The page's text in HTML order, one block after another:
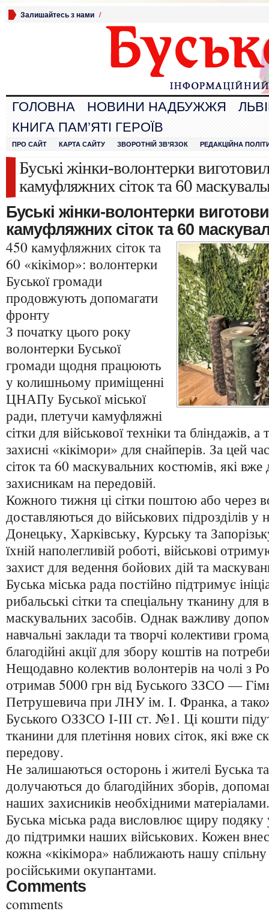
Залишайтесь з нами /
ГОЛОВНА НОВИНИ НАДБУЖЖЯ
КНИГА ПАМ’ЯТІ ГЕРОЇВ
ПРО САЙТ КАРТА САЙТУ ЗВОРОТНІЙ ЗВ’ЯЗОК РЕДАКЦІЙНА
Буські жінки-волонтерки
камуфляжних сіток та 60
Буські жінки-волонтерки
камуфляжних сіток та 60
450 камуфляжних сіток та
60 «кікімор»: волонтерки
Буської громади
продовжують допомагати
фронту
З початку цього року
волонтерки Буської
громади щодня працюють
у колишньому приміщенні
ЦНАПу Буської міської
ради, плетучи камуфляжні
сітки для військової техніки та бліндажів,
захисні «кікімори» для снайперів. За цей
сіток та 60 маскувальних костюмів, які
захисникам на передовій.
Кожного тижня ці сітки поштою або через
доставляються до військових підрозділів у
Донецьку, Харківську, Курську та
їхній наполегливій роботі, військові
захист для ведення бойових дій та
Буська міська рада постійно підтримує
рибальські сітки та спеціальну тканину для
маскувальних засобів. Однак важливу
навчальні заклади та творчі колективи
благодійні акції для збору коштів на
Нещодавно колектив волонтерів на чолі з
отримав 5000 грн від Буського ЗЗСО —
Петрушевича при ЛНУ ім. І. Франка, а
Буського ОЗЗСО І-ІІІ ст. №1. Ці кошти
тканини для плетіння нових сіток, які вже
передову.
Не залишаються осторонь і жителі Буська
долучаються до благодійних зборів,
наших захисників необхідними матеріалами.
Буська міська рада висловлює щиру подяку
до підтримки наших військових. Кожен
кожна «кікімора» наближають нашу
російськими окупантами.
Comments
comments